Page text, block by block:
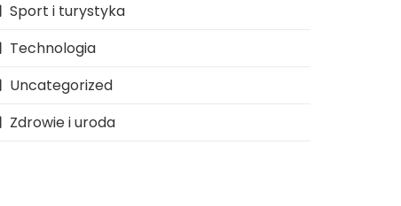
Sport i turystyka
Technologia
Uncategorized
Zdrowie i uroda